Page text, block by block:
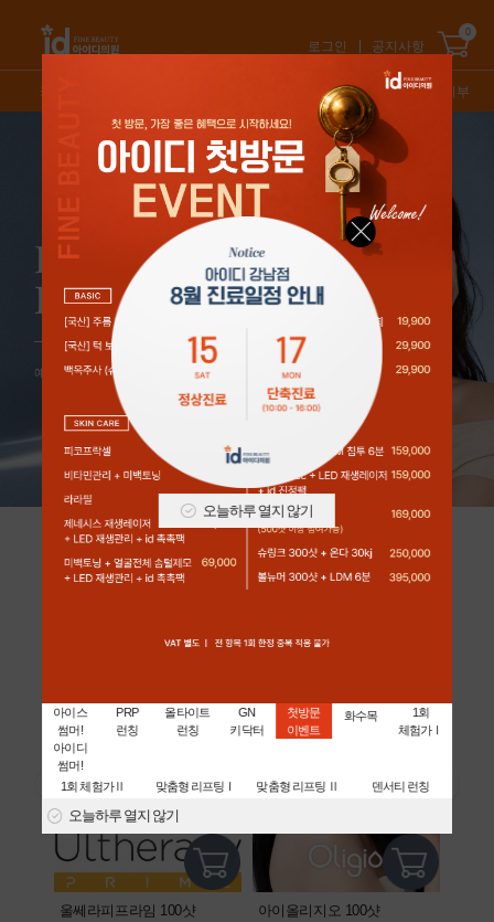
로그인 공지사항
카테고리 특가/혜택 오늘의피부
0
1/5
아이디 어워즈 [대상]
전국민 1시술 시급! 스테디셀러
울쎄라피프라임 100샷 아이올리지오 100샷
아이스
썸머!
아이디
썸머!
PRP
런칭
올타이트
런칭
GN
키닥터
첫방문
이벤트
화수목
1회
체험가Ⅰ
1회 체험가Ⅱ 맞춤형 리프팅Ⅰ 맞춤형 리프팅 Ⅱ 덴서티 런칭
오늘하루 열지 않기
오늘하루 열지 않기